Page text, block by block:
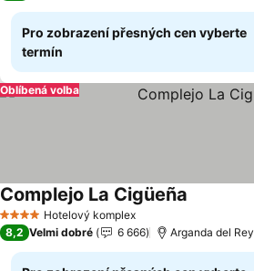
Pro zobrazení přesných cen vyberte
termín
Oblíbená volba
4 Počet hvězdiček
Hotelový komplex
Complejo La Cigüeña
8,2 Velmi dobré 6 666 Arganda del Rey